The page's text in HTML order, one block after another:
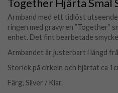
Together Hjärta Smal
Armband med ett tidlöst
ringen med gravyren ”Together”
enhet. Det fint bearbetade
Armbandet är justerbart i längd
Storlek på cirkeln och hjärtat ca
Färg; Silver / Klar.